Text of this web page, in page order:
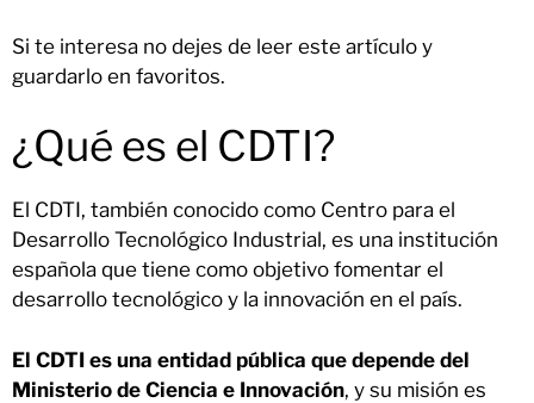
Si te interesa no dejes de leer este artículo y
guardarlo en favoritos.
¿Qué es el CDTI?
El CDTI, también conocido como Centro para el
Desarrollo Tecnológico Industrial, es una institución
española que tiene como objetivo fomentar el
desarrollo tecnológico y la innovación en el país.
El CDTI es una entidad pública que depende del
Ministerio de Ciencia e Innovación, y su misión es